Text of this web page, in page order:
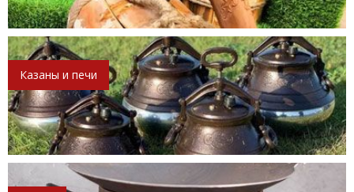
Казаны и печи